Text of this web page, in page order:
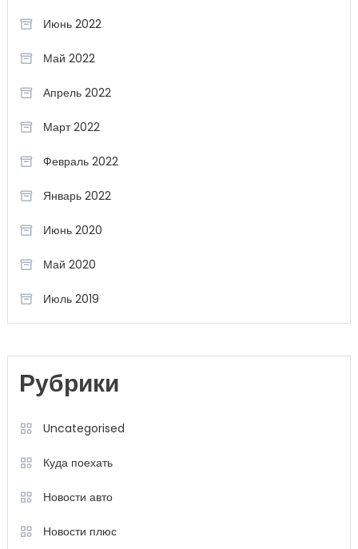
Июнь 2022
Май 2022
Апрель 2022
Март 2022
Февраль 2022
Январь 2022
Июнь 2020
Май 2020
Июль 2019
Рубрики
Uncategorised
Куда поехать
Новости авто
Новости плюс